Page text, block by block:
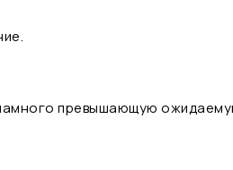
превышающую